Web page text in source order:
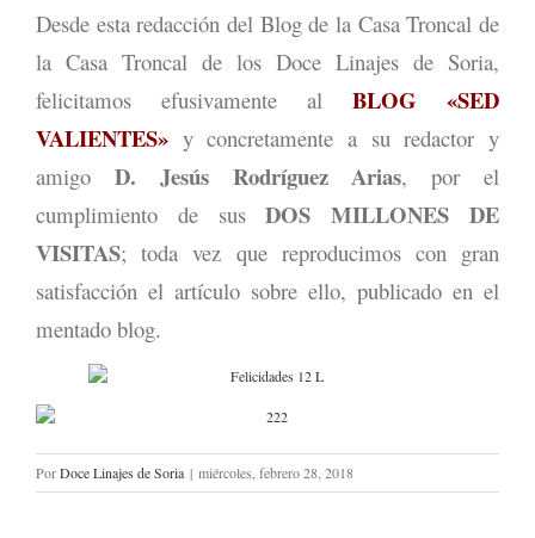
Desde esta redacción del Blog de la Casa Troncal de
la Casa Troncal de los Doce Linajes de Soria,
felicitamos efusivamente al BLOG «SED
VALIENTES» y concretamente a su redactor y
amigo D. Jesús Rodríguez Arias, por el
cumplimiento de susDOS MILLONES DE
VISITAS; toda vez que reproducimos con gran
satisfacción el artículo sobre ello, publicado en el
mentado blog.
PorDoce Linajes de Soria | miércoles, febrero 28, 2018